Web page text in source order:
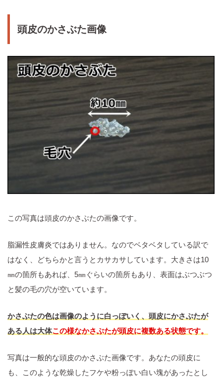
頭皮のかさぶた画像
この写真は頭皮のかさぶたの画像です。
脂漏性皮膚炎ではありません。なのでベタベタしている訳で
はなく、どちらかと言うとカサカサしています。大きさは10
㎜の箇所もあれば、5㎜ぐらいの箇所もあり、表面はぶつぶつ
と髪の毛の穴が空いています。
かさぶたの色は画像のように白っぽいく、頭皮にかさぶたが
ある人は大体この様なかさぶたが頭皮に複数ある状態です。
写真は一般的な頭皮のかさぶた画像です。あなたの頭皮に
も、このような乾燥したフケや粉っぽい白い塊があったとし